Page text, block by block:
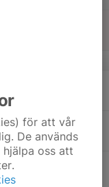
för att vår
De används
oss att